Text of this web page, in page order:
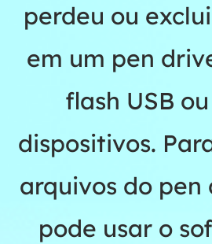
perdeu ou
em um pen
flash USB
dispositivos.
arquivos do pen
pode usar o